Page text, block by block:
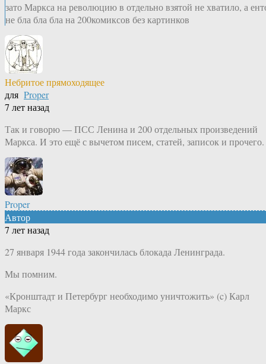
зато Маркса на революцию в отдельно взятой не хватило, а
не бла бла бла на 200комиксов без картинков
Небритое прямоходящее
для Proper
7 лет назад
Так и говорю — ПСС Ленина и 200 отдельных произведений
Маркса. И это ещё с вычетом писем, статей, записок и прочего.
Proper
Автор
7 лет назад
27 января 1944 года закончилась блокада Ленинграда.
Мы помним.
«Кронштадт и Петербург необходимо уничтожить» (c) Карл
Маркс